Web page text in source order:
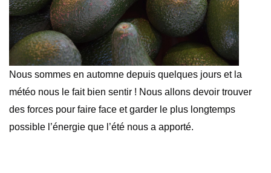
Nous sommes en automne depuis quelques jours et la
météo nous le fait bien sentir ! Nous allons devoir trouver
des forces pour faire face et garder le plus longtemps
possible l’énergie que l’été nous a apporté.